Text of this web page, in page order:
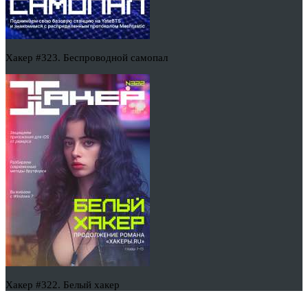
Хакер #323. Беспроводной самопал
Хакер #322. Белый хакер